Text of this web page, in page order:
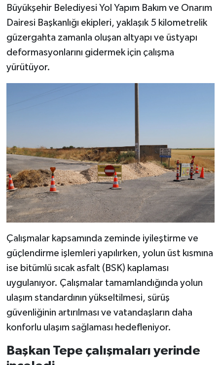
Büyükşehir Belediyesi Yol Yapım Bakım ve Onarım
Dairesi Başkanlığı ekipleri, yaklaşık 5 kilometrelik
güzergahta zamanla oluşan altyapı ve üstyapı
deformasyonlarını gidermek için çalışma
yürütüyor.
Çalışmalar kapsamında zeminde iyileştirme ve
güçlendirme işlemleri yapılırken, yolun üst kısmına
ise bitümlü sıcak asfalt (BSK) kaplaması
uygulanıyor. Çalışmalar tamamlandığında yolun
ulaşım standardının yükseltilmesi, sürüş
güvenliğinin artırılması ve vatandaşların daha
konforlu ulaşım sağlaması hedefleniyor.
Başkan Tepe çalışmaları yerinde